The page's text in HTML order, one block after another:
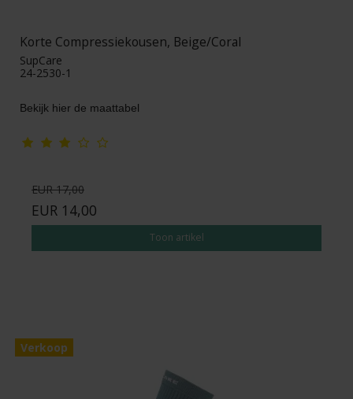
Korte Compressiekousen, Beige/Coral
SupCare
24-2530-1
Bekijk hier de maattabel
EUR 17,00
EUR 14,00
Toon artikel
Verkoop